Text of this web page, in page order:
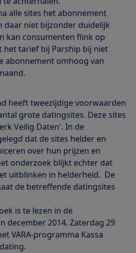
alle sites het abonnement
daar niet bijzonder duidelijk
kan consumenten flink op
het tarief bij Parship bij niet
abonnement omhoog van
heeft tweezijdige voorwaarden
grote datingsites. Deze sites
Veilig Daten'. In de
dat de sites helder en
over hun prijzen en
onderzoek blijkt echter dat
uitblinken in helderheid. De
de betreffende datingsites
is te lezen in de
december 2014. Zaterdag 29
VARA-programma Kassa